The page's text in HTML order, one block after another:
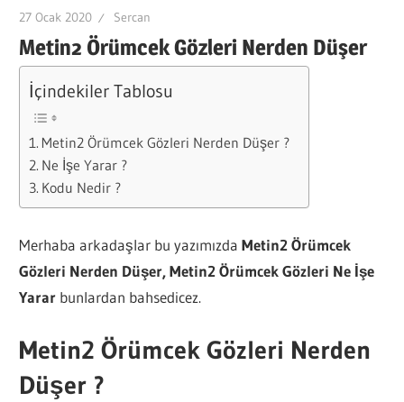
27 Ocak 2020 Sercan
Metin2 Örümcek Gözleri Nerden Düşer
İçindekiler Tablosu
Metin2 Örümcek Gözleri Nerden Düşer ?
Ne İşe Yarar ?
Kodu Nedir ?
Merhaba arkadaşlar bu yazımızdaMetin2 Örümcek
Gözleri Nerden Düşer, Metin2 Örümcek Gözleri Ne İşe
Yarar bunlardan bahsedicez.
Metin2 Örümcek Gözleri Nerden
Düşer ?